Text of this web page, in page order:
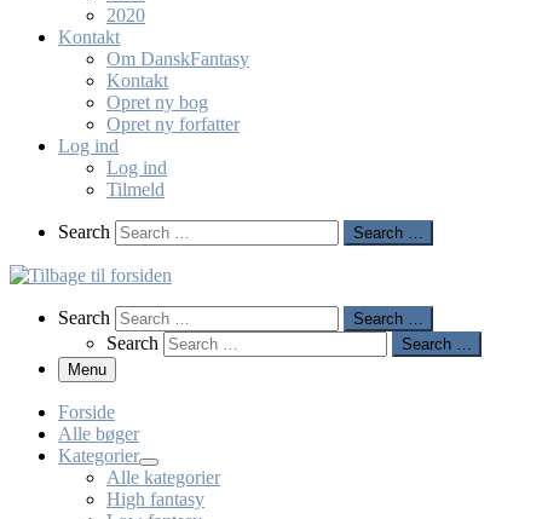
2020
Kontakt
Om DanskFantasy
Kontakt
Opret ny bog
Opret ny forfatter
Log ind
Log ind
Tilmeld
Search
Search Search …
Search
Search Search …
Search
Search …
Menu
Forside
Alle bøger
Kategorier
Alle kategorier
High fantasy